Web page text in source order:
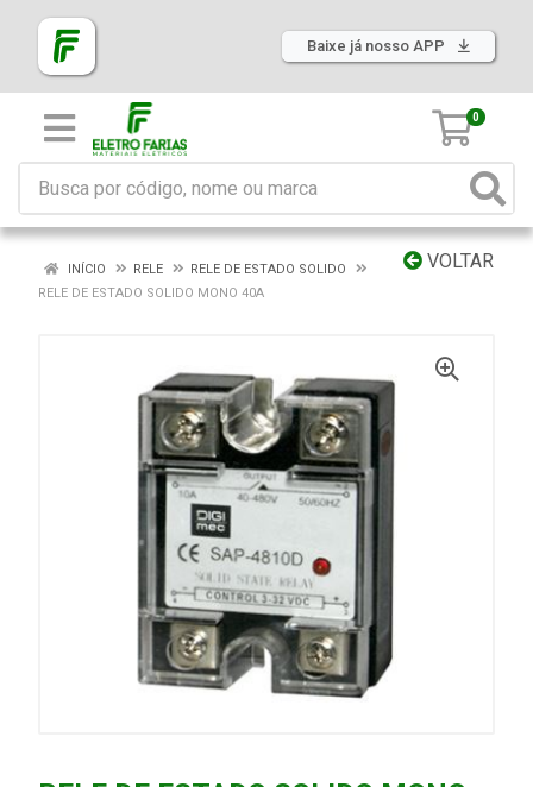
Baixe já nosso APP
0
VOLTAR
INÍCIO RELE
RELE DE ESTADO SOLIDO
RELE DE ESTADO SOLIDO MONO 40A